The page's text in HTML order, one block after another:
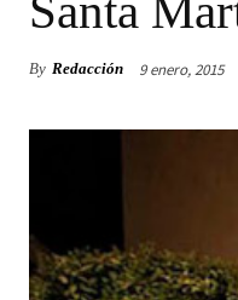
By Redacción 9 enero, 2015